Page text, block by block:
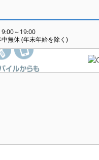
～19:00
無休 (年末年始を除く)